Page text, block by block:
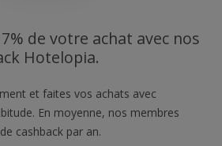
de votre achat avec nos
Hotelopia.
et faites vos achats avec
En moyenne, nos membres
cashback par an.